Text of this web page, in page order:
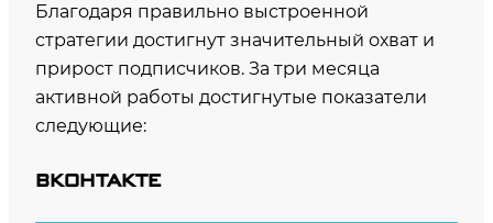
Благодаря правильно выстроенной
стратегии достигнут значительный охват и
прирост подписчиков. За три месяца
активной работы достигнутые показатели
следующие:
ВКОНТАКТЕ